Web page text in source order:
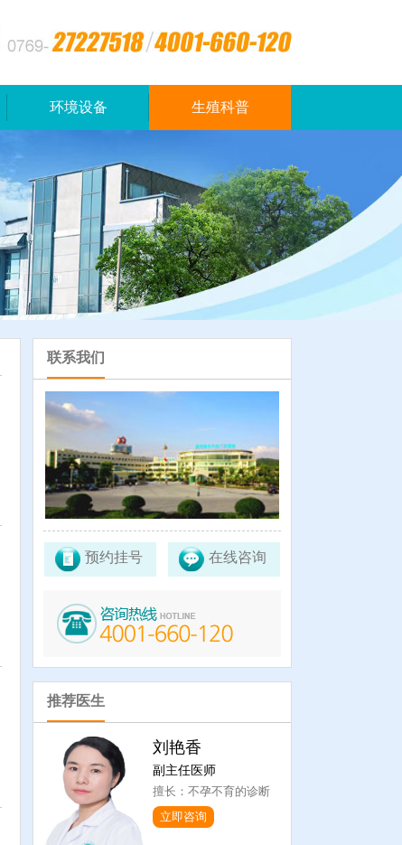
环境设备 生殖科普
联系我们
预约挂号 在线咨询
推荐医生
刘艳香
副主任医师
擅长：不孕不育的诊断
立即咨询